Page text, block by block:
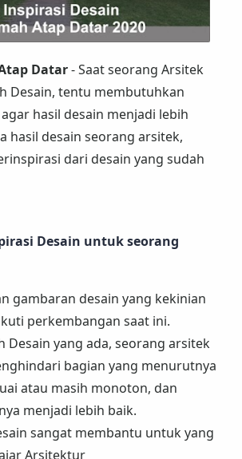
Datar- Saat seorang Arsitek
Desain, tentu membutuhkan
hasil desain menjadi lebih
hasil desain seorang arsitek,
dari desain yang sudah
Desain untuk seorang
gambaran desain yang kekinian
perkembangan saat ini.
Desain yang ada, seorang arsitek
bagian yang menurutnya
atau masih monoton, dan
menjadi lebih baik.
sangat membantu untuk yang
Arsitektur